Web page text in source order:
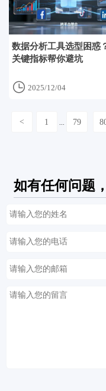
数据分析工具选型困惑
关键指标帮你避坑
 2025/12/04
< 1 79
如有任何问题